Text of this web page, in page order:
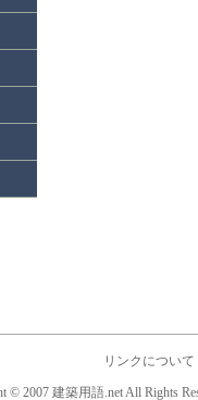
リンクについて
© 2007 建築用語.net All Rights